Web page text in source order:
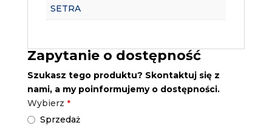
SETRA
Zapytanie o dostępność
Szukasz tego produktu? Skontaktuj się z
nami, a my poinformujemy o dostępności.
Wybierz *
Sprzedaż